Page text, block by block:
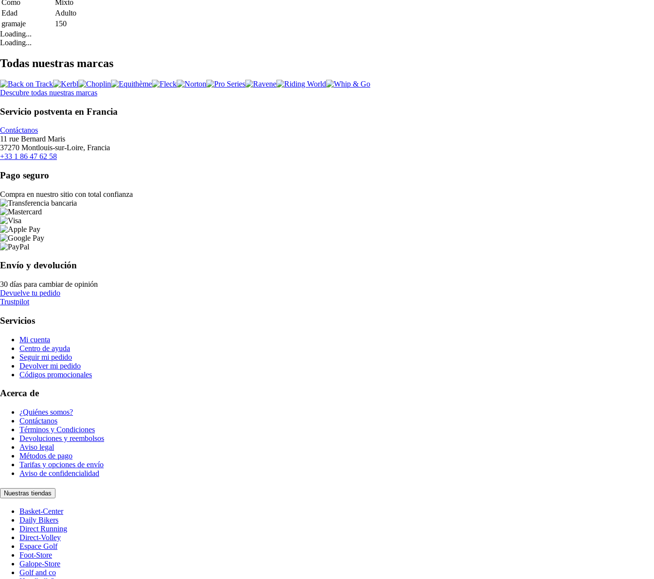
Como
Mixto
Edad
Adulto
gramaje
150
Loading...
Loading...
Todas nuestras marcas
Descubre todas nuestras marcas
Servicio postventa en Francia
Contáctanos
11 rue Bernard Maris
37270 Montlouis-sur-Loire, Francia
+33 1 86 47 62 58
Pago seguro
Compra en nuestro sitio con total confianza
Envío y devolución
30 días para cambiar de opinión
Devuelve tu pedido
Trustpilot
Servicios
Mi cuenta
Centro de ayuda
Seguir mi pedido
Devolver mi pedido
Códigos promocionales
Acerca de
¿Quiénes somos?
Contáctanos
Términos y Condiciones
Devoluciones y reembolsos
Aviso legal
Métodos de pago
Tarifas y opciones de envío
Aviso de confidencialidad
Nuestras tiendas
Basket-Center
Daily Bikers
Direct Running
Direct-Volley
Espace Golf
Foot-Store
Galope-Store
Golf and co